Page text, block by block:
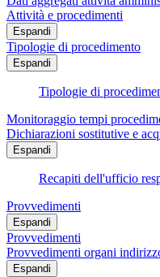
Attività e procedimenti
Espandi
Tipologie di procedimento
Espandi
Tipologie di
Monitoraggio tempi
Dichiarazioni sostitutive e
Espandi
Recapiti dell'ufficio
Provvedimenti
Espandi
Provvedimenti
Provvedimenti organi
Espandi